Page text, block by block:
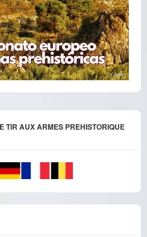
TIR AUX ARMES PREHISTORIQUE